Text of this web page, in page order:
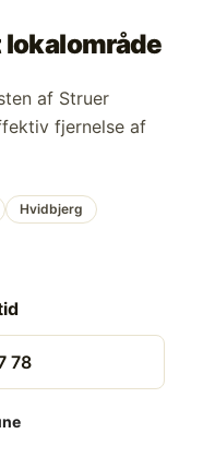
af Struer
fjernelse af
Hvidbjerg
78